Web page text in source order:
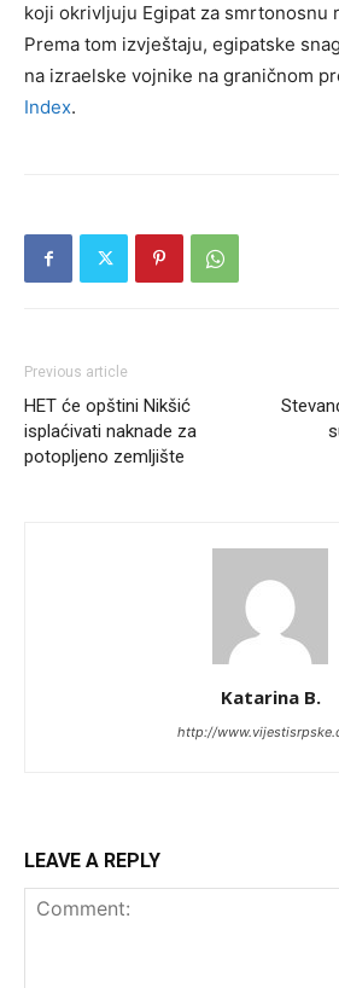
koji okrivljuju Egipat za smrtonosnu
Prema tom izvještaju, egipatske
na izraelske vojnike na graničnom
Index.
Previous article
HET će opštini Nikšić
isplaćivati naknade za
potopljeno zemljište
Katarina B.
http://
LEAVE A REPLY